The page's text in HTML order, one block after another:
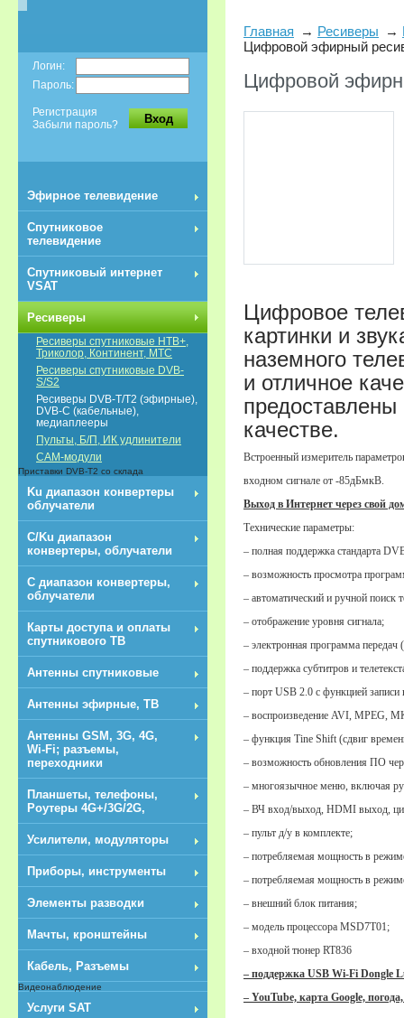
Главная Ресиверы
Цифровой эфирный
Цифровой
Цифровое
картинки и
наземного
и отличное
качестве.
Встроенный измеритель
входном сигнале от -85дБмкВ.
Выход в Интернет через свой
Технические параметры:
– полная поддержка стандарта
– возможность просмотра
– автоматический и ручной поиск
– отображение уровня сигнала;
– электронная программа
– поддержка субтитров и
– порт USB 2.0 с функцией
– воспроизведение AVI, MPEG,
– функция Tine Shift (сдвиг
– возможность обновления ПО
– многоязычное меню, включая
– ВЧ вход/выход, HDMI выход,
– пульт д/у в комплекте;
– потребляемая мощность в
– потребляемая мощность в
– внешний блок питания;
– модель процессора MSD7T01;
– входной тюнер RT836
– поддержка USB Wi-Fi Dongle
– YouTube, карта Google,
Логин:
Пароль:
Регистрация
Забыли пароль?
Вход
Эфирное телевидение
Спутниковое
телевидение
Спутниковый интернет
VSAT
Ресиверы
Ресиверы спутниковые НТВ+,
Триколор, Континент, МТС
Ресиверы спутниковые DVB-
S/S2
Ресиверы DVB-T/T2 (эфирные),
DVB-C (кабельные),
медиаплееры
Пульты, Б/П, ИК удлинители
CAM-модули
Приставки DVB-T2 со склада
Ku диапазон конвертеры
облучатели
C/Ku диапазон
конвертеры, облучатели
С диапазон конвертеры,
облучатели
Карты доступа и оплаты
спутникового ТВ
Антенны спутниковые
Антенны эфирные, ТВ
Антенны GSM, 3G, 4G,
Wi-Fi; разъемы,
переходники
Планшеты, телефоны,
Роутеры 4G+/3G/2G,
Усилители, модуляторы
Приборы, инструменты
Элементы разводки
Мачты, кронштейны
Кабель, Разъемы
Видеонаблюдение
Услуги SAT